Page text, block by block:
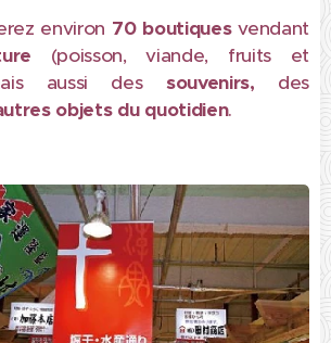
environ 70 boutiquesvendant
(poisson, viande, fruits et
aussi des souvenirs, des
objets du quotidien.